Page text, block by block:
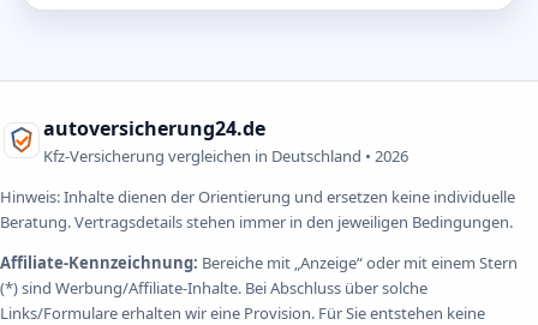
autoversicherung24.de
Kfz-Versicherung vergleichen in Deutschland • 2026
Hinweis: Inhalte dienen der Orientierung und ersetzen keine individuelle
Beratung. Vertragsdetails stehen immer in den jeweiligen Bedingungen.
Affiliate-Kennzeichnung: Bereiche mit „Anzeige“ oder mit einem Stern
(*) sind Werbung/Affiliate-Inhalte. Bei Abschluss über solche
Links/Formulare erhalten wir eine Provision. Für Sie entstehen keine